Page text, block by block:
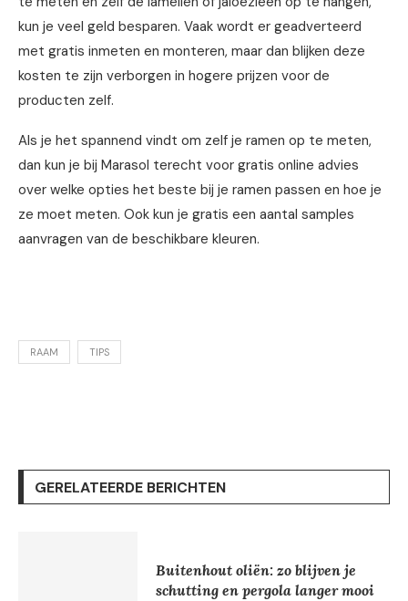
kun je veel geld besparen. Vaak wordt er geadverteerd
met gratis inmeten en monteren, maar dan blijken deze
kosten te zijn verborgen in hogere prijzen voor de
producten zelf.
Als je het spannend vindt om zelf je ramen op te meten,
dan kun je bij Marasol terecht voor gratis online advies
over welke opties het beste bij je ramen passen en hoe je
ze moet meten. Ook kun je gratis een aantal samples
aanvragen van de beschikbare kleuren.
RAAM TIPS
GERELATEERDE BERICHTEN
Buitenhout oliën: zo blijven je
schutting en pergola langer mooi